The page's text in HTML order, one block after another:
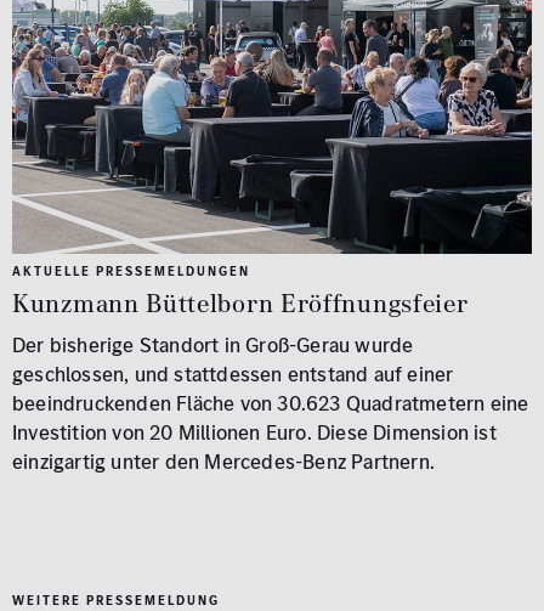
AKTUELLE PRESSEMELDUNGEN
Kunzmann Büttelborn Eröffnungsfeier
Der bisherige Standort in Groß-Gerau wurde
geschlossen, und stattdessen entstand auf einer
beeindruckenden Fläche von 30.623 Quadratmetern eine
Investition von 20 Millionen Euro. Diese Dimension ist
einzigartig unter den Mercedes-Benz Partnern.
WEITERE PRESSEMELDUNG